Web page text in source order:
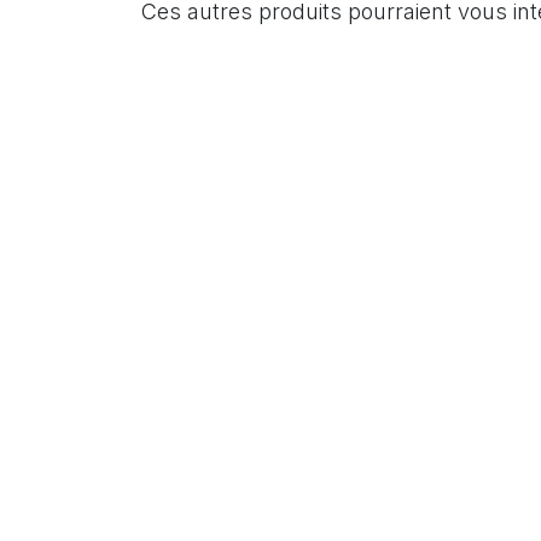
Ces autres produits pourraient vous